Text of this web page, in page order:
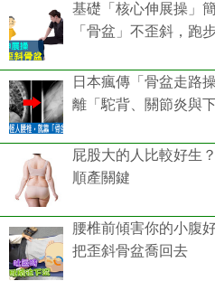
基礎「核心伸展操」
「骨盆」不歪斜，跑
日本瘋傳「骨盆走路
離「駝背、關節炎與
屁股大的人比較好生
順產關鍵
腰椎前傾害你的小腹
把歪斜骨盆喬回去